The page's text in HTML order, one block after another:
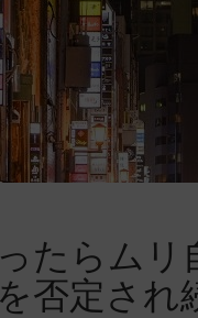
たらムリ
否定され